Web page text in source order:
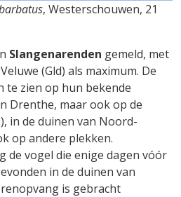
, Westerschouwen, 21
Slangenarenden gemeld, met
(Gld) als maximum. De
te zien op hun bekende
Drenthe, maar ook op de
in de duinen van Noord-
op andere plekken.
de vogel die enige dagen vóór
in de duinen van
is gebracht